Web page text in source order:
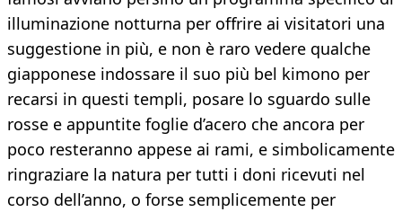
illuminazione notturna per offrire ai visitatori una
suggestione in più, e non è raro vedere qualche
giapponese indossare il suo più bel kimono per
recarsi in questi templi, posare lo sguardo sulle
rosse e appuntite foglie d’acero che ancora per
poco resteranno appese ai rami, e simbolicamente
ringraziare la natura per tutti i doni ricevuti nel
corso dell’anno, o forse semplicemente per